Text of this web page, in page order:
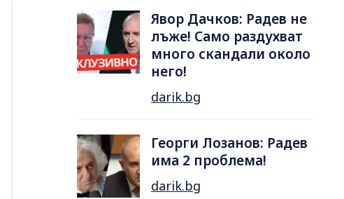
Явор Дачков: Радев не
лъже! Само раздухват
много скандали около
него!
darik.bg
Георги Лозанов: Радев
има 2 проблема!
darik.bg